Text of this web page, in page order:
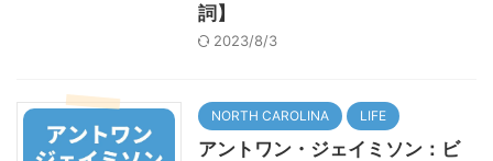
詞】
2023/8/3
NORTH CAROLINA LIFE
アントワン・ジェイミソン：ビ